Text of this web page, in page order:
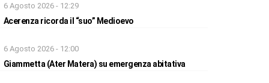
6 Agosto 2026 - 12:29
Acerenza ricorda il “suo” Medioevo
6 Agosto 2026 - 12:00
Giammetta (Ater Matera) su emergenza abitativa